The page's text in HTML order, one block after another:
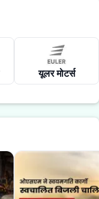
यूलर मोटर्स